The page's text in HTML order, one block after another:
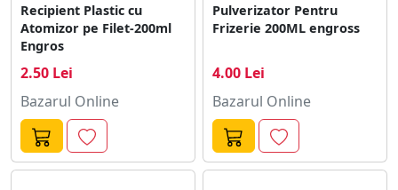
Recipient Plastic cu
Atomizor pe Filet-200ml
Engros
2.50 Lei
Bazarul Online
Pulverizator Pentru
Frizerie 200ML engross
4.00 Lei
Bazarul Online